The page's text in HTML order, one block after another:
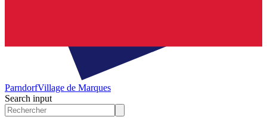
ParndorfVillage de Marques
Search input